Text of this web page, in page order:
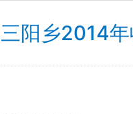
阳乡2014